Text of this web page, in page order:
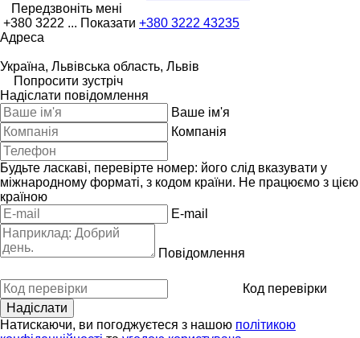
Передзвоніть мені
+380 3222 ... Показати +380 3222 43235
Адреса
Україна, Львівська область, Львів
Попросити зустріч
Надіслати повідомлення
Ваше ім'я
Компанія
Будьте ласкаві, перевірте номер: його слід вказувати у
міжнародному форматі, з кодом країни. Не працюємо з цією
країною
E-mail
Повідомлення
Код перевірки
Натискаючи, ви погоджуєтеся з нашою політикою